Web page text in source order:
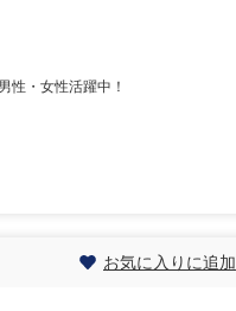
性・女性活躍中！
お気に入りに追加